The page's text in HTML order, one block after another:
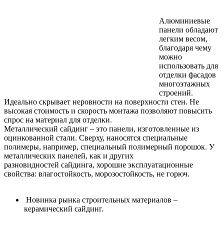
Алюминиевые
панели обладают
легким весом,
благодаря чему
можно
использовать для
отделки фасадов
многоэтажных
строений.
Идеально скрывает неровности на поверхности стен. Не
высокая стоимость и скорость монтажа позволяют повысить
спрос на материал для отделки.
Металлический сайдинг – это панели, изготовленные из
оцинкованной стали. Сверху, наносятся специальные
полимеры, например, специальный полимерный порошок. У
металлических панелей, как и других
разновидностей сайдинга, хорошие эксплуатационные
свойства: влагостойкость, морозостойкость, не горюч.
Новинка рынка строительных материалов –
керамический сайдинг.